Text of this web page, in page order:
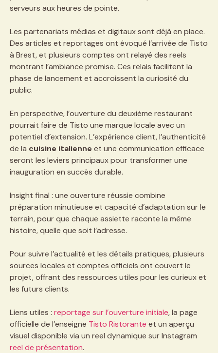
serveurs aux heures de pointe.
Les partenariats médias et digitaux sont déjà en place.
Des articles et reportages ont évoqué l’arrivée de Tisto
à Brest, et plusieurs comptes ont relayé des reels
montrant l’ambiance promise. Ces relais facilitent la
phase de lancement et accroissent la curiosité du
public.
En perspective, l’ouverture du deuxième restaurant
pourrait faire de Tisto une marque locale avec un
potentiel d’extension. L’expérience client, l’authenticité
de la cuisine italienne et une communication efficace
seront les leviers principaux pour transformer une
inauguration en succès durable.
Insight final : une ouverture réussie combine
préparation minutieuse et capacité d’adaptation sur le
terrain, pour que chaque assiette raconte la même
histoire, quelle que soit l’adresse.
Pour suivre l’actualité et les détails pratiques, plusieurs
sources locales et comptes officiels ont couvert le
projet, offrant des ressources utiles pour les curieux et
les futurs clients.
Liens utiles : reportage sur l’ouverture initiale, la page
officielle de l’enseigne Tisto Ristorante et un aperçu
visuel disponible via un reel dynamique sur Instagram
reel de présentation.